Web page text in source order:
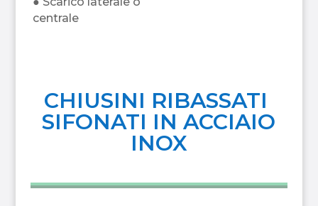
centrale
CHIUSINI RIBASSATI
SIFONATI IN ACCIAIO
INOX